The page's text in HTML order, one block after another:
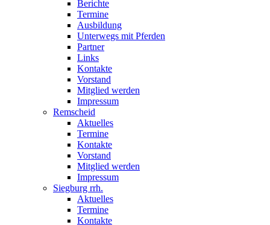
Berichte
Termine
Ausbildung
Unterwegs mit Pferden
Partner
Links
Kontakte
Vorstand
Mitglied werden
Impressum
Remscheid
Aktuelles
Termine
Kontakte
Vorstand
Mitglied werden
Impressum
Siegburg rrh.
Aktuelles
Termine
Kontakte